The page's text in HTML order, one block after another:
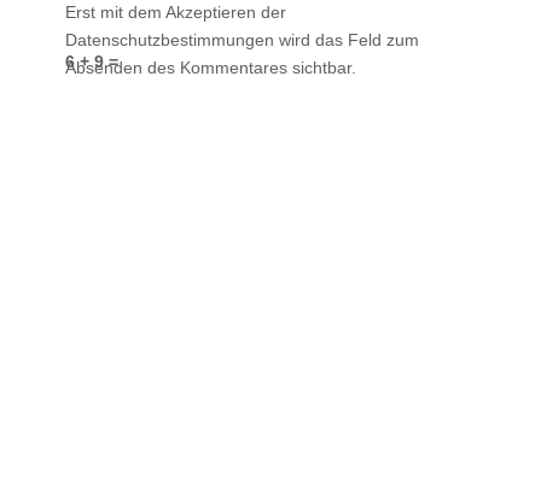
6 + 9 =
Erst mit dem Akzeptieren der
Datenschutzbestimmungen wird das Feld zum
Absenden des Kommentares sichtbar.